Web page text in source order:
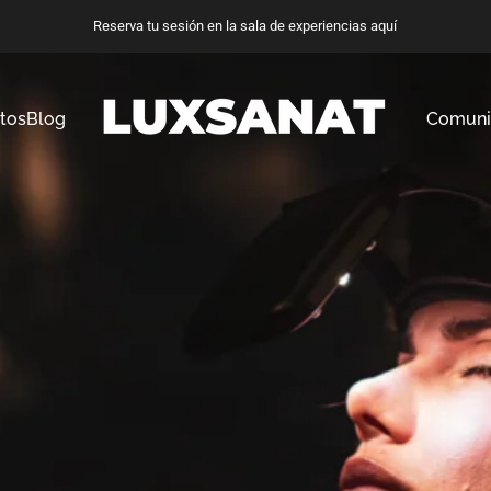
Reserva tu sesión en la sala de experiencias aquí
Blog Luxanat